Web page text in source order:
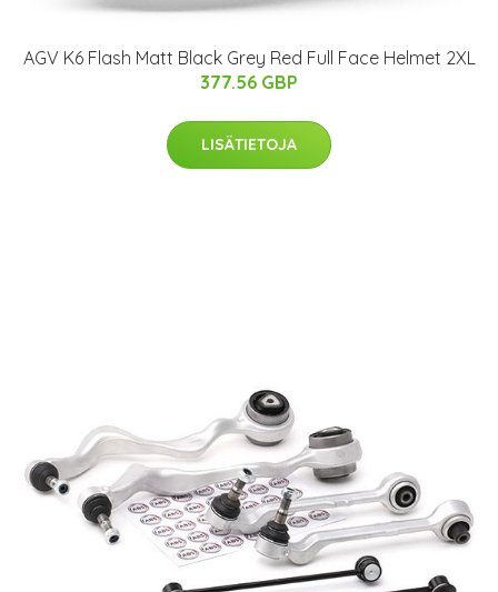
AGV K6 Flash Matt Black Grey Red Full Face Helmet 2XL
377.56 GBP
LISÄTIETOJA